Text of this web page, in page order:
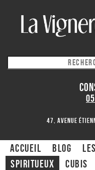
47, avenue
ACCUEIL Blog
Spiritueux
CUBIS